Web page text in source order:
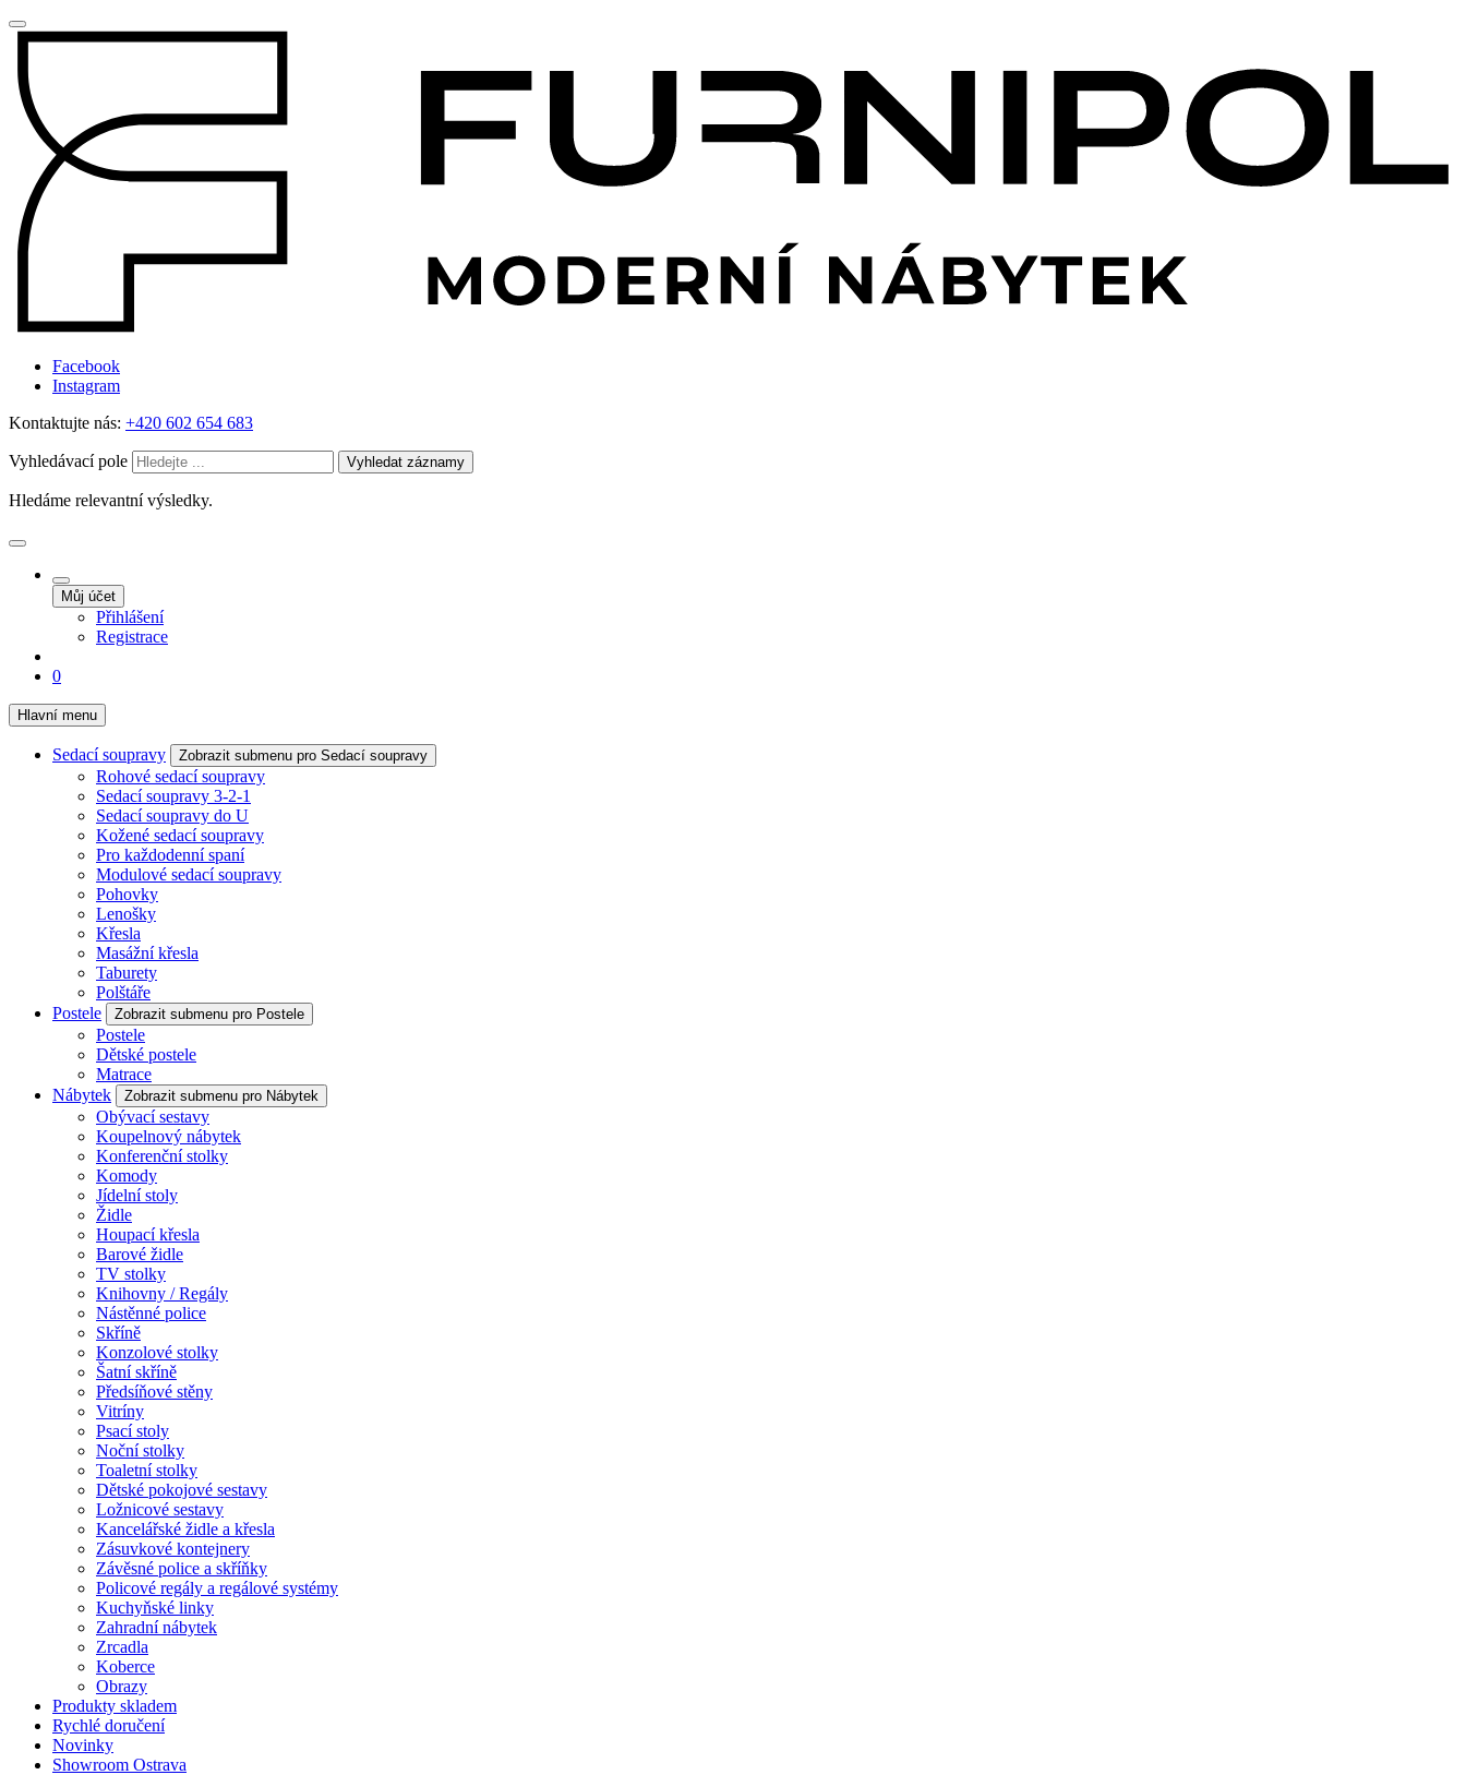
Facebook
Instagram
Kontaktujte nás: +420 602 654 683
Vyhledávací pole Vyhledat záznamy
Hledáme relevantní výsledky.
Můj účet
Přihlášení
Registrace
0
Hlavní menu
Sedací soupravy Zobrazit submenu pro Sedací soupravy
Rohové sedací soupravy
Sedací soupravy 3-2-1
Sedací soupravy do U
Kožené sedací soupravy
Pro každodenní spaní
Modulové sedací soupravy
Pohovky
Lenošky
Křesla
Masážní křesla
Taburety
Polštáře
Postele
Zobrazit submenu pro Postele
Postele
Dětské postele
Matrace
Nábytek
Zobrazit submenu pro Nábytek
Obývací sestavy
Koupelnový nábytek
Konferenční stolky
Komody
Jídelní stoly
Židle
Houpací křesla
Barové židle
TV stolky
Knihovny / Regály
Nástěnné police
Skříně
Konzolové stolky
Šatní skříně
Předsíňové stěny
Vitríny
Psací stoly
Noční stolky
Toaletní stolky
Dětské pokojové sestavy
Ložnicové sestavy
Kancelářské židle a křesla
Zásuvkové kontejnery
Závěsné police a skříňky
Policové regály a regálové systémy
Kuchyňské linky
Zahradní nábytek
Zrcadla
Koberce
Obrazy
Produkty skladem
Rychlé doručení
Novinky
Showroom Ostrava